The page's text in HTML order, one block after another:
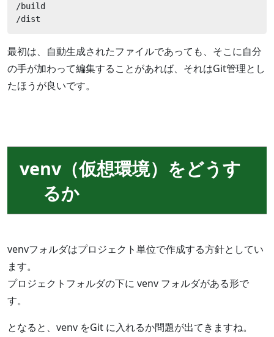
/build
/dist
最初は、自動生成されたファイルであっても、そこに自分
の手が加わって編集することがあれば、それはGit管理とし
たほうが良いです。
venv（仮想環境）をどうす
るか
venvフォルダはプロジェクト単位で作成する方針としてい
ます。
プロジェクトフォルダの下に venv フォルダがある形で
す。
となると、venv をGit に入れるか問題が出てきますね。